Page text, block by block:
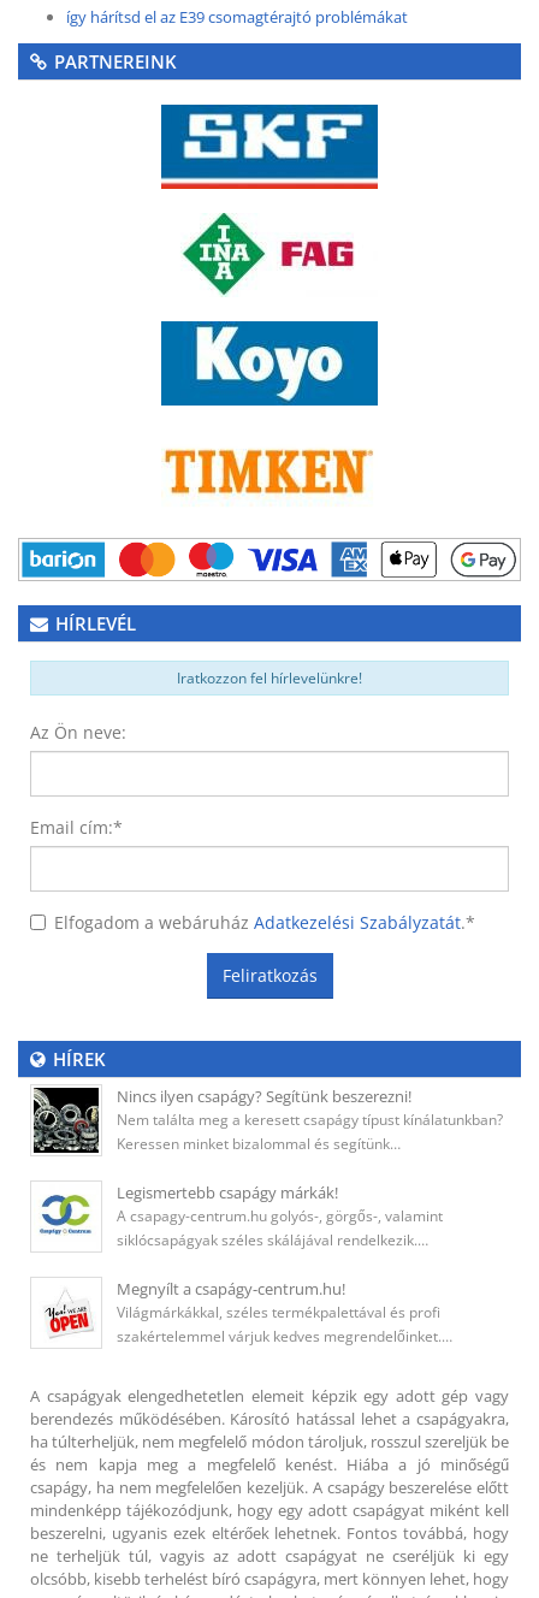
így hárítsd el az E39 csomagtérajtó problémákat
PARTNEREINK
HÍRLEVÉL
Iratkozzon fel hírlevelünkre!
Az Ön neve:
Email cím:*
Elfogadom a webáruház Adatkezelési Szabályzatát.*
Feliratkozás
HÍREK
Nincs ilyen csapágy? Segítünk beszerezni!
Nem találta meg a keresett csapágy típust kínálatunkban?
Keressen minket bizalommal és segítünk…
Legismertebb csapágy márkák!
A csapagy-centrum.hu golyós-, görgős-, valamint
siklócsapágyak széles skálájával rendelkezik.…
Megnyílt a csapágy-centrum.hu!
Világmárkákkal, széles termékpalettával és profi
szakértelemmel várjuk kedves megrendelőinket.…
A csapágyak elengedhetetlen elemeit képzik egy adott gép vagy
berendezés működésében. Károsító hatással lehet a csapágyakra,
ha túlterheljük, nem megfelelő módon tároljuk, rosszul szereljük be
és nem kapja meg a megfelelő kenést. Hiába a jó minőségű
csapágy, ha nem megfelelően kezeljük. A csapágy beszerelése előtt
mindenképp tájékozódjunk, hogy egy adott csapágyat miként kell
beszerelni, ugyanis ezek eltérőek lehetnek. Fontos továbbá, hogy
ne terheljük túl, vagyis az adott csapágyat ne cseréljük ki egy
olcsóbb, kisebb terhelést bíró csapágyra, mert könnyen lehet, hogy